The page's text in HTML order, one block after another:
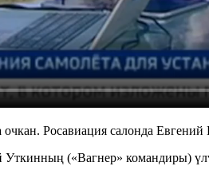
Росавиация салонда
(«Вагнер» командиры)